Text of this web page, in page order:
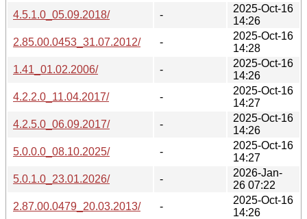
4.5.1.0_05.09.2018/
-
2025-Oct-16
14:26
2.85.00.0453_31.07.2012/
-
2025-Oct-16
14:28
1.41_01.02.2006/
-
2025-Oct-16
14:26
4.2.2.0_11.04.2017/
-
2025-Oct-16
14:27
4.2.5.0_06.09.2017/
-
2025-Oct-16
14:26
5.0.0.0_08.10.2025/
-
2025-Oct-16
14:27
5.0.1.0_23.01.2026/
-
2026-Jan-
26 07:22
2.87.00.0479_20.03.2013/
-
2025-Oct-16
14:26